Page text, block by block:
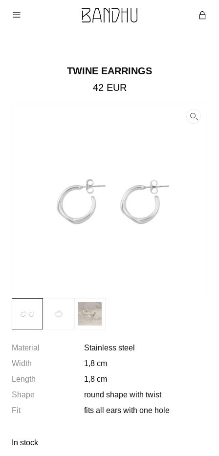
TWINE EARRINGS
42 EUR
Material
Stainless steel
Width
1,8 cm
Length
1,8 cm
Shape
round shape with twist
Fit
fits all ears with one hole
In stock